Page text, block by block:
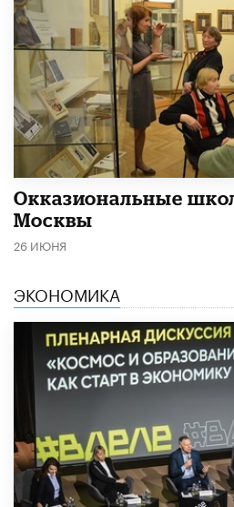
​Окказиональные
Москвы
26 ИЮНЯ
ЭКОНОМИКА